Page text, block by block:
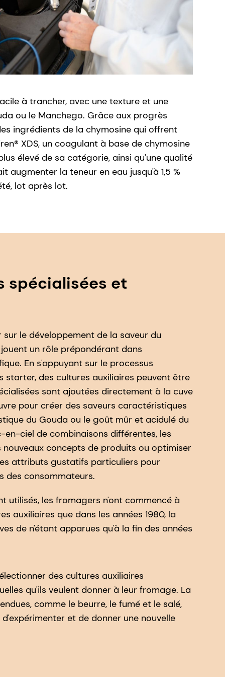
à trancher, avec une texture et une
ou le Manchego. Grâce aux progrès
ingrédients de la chymosine qui offrent
XDS, un coagulant à base de chymosine
élevé de sa catégorie, ainsi qu'une qualité
la teneur en eau jusqu'à 1,5 %
lot après lot.
spécialisées et
le développement de la saveur du
un rôle prépondérant dans
En s'appuyant sur le processus
des cultures auxiliaires peuvent être
sont ajoutées directement à la cuve
pour créer des saveurs caractéristiques
du Gouda ou le goût mûr et acidulé du
ciel de combinaisons différentes, les
concepts de produits ou optimiser
attributs gustatifs particuliers pour
des consommateurs.
utilisés, les fromagers n'ont commencé à
auxiliaires que dans les années 1980, la
de n'étant apparues qu'à la fin des années
des cultures auxiliaires
qu'ils veulent donner à leur fromage. La
comme le beurre, le fumé et le salé,
et de donner une nouvelle